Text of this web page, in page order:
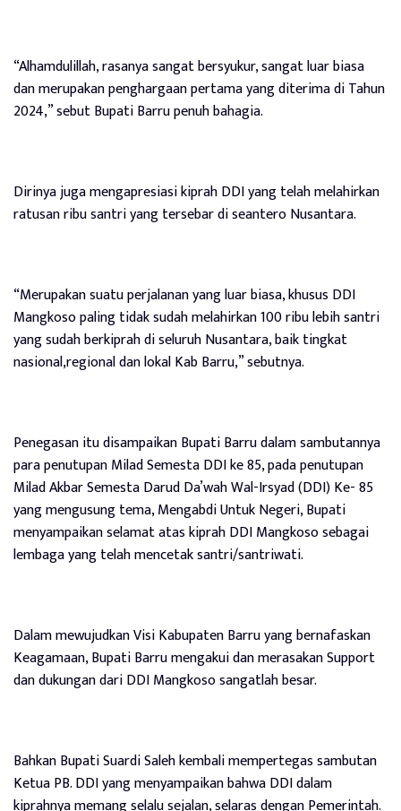
“Alhamdulillah, rasanya sangat bersyukur, sangat luar biasa
dan merupakan penghargaan pertama yang diterima di Tahun
2024,” sebut Bupati Barru penuh bahagia.
Dirinya juga mengapresiasi kiprah DDI yang telah melahirkan
ratusan ribu santri yang tersebar di seantero Nusantara.
“Merupakan suatu perjalanan yang luar biasa, khusus DDI
Mangkoso paling tidak sudah melahirkan 100 ribu lebih santri
yang sudah berkiprah di seluruh Nusantara, baik tingkat
nasional,regional dan lokal Kab Barru,” sebutnya.
Penegasan itu disampaikan Bupati Barru dalam sambutannya
para penutupan Milad Semesta DDI ke 85, pada penutupan
Milad Akbar Semesta Darud Da’wah Wal-Irsyad (DDI) Ke- 85
yang mengusung tema, Mengabdi Untuk Negeri, Bupati
menyampaikan selamat atas kiprah DDI Mangkoso sebagai
lembaga yang telah mencetak santri/santriwati.
Dalam mewujudkan Visi Kabupaten Barru yang bernafaskan
Keagamaan, Bupati Barru mengakui dan merasakan Support
dan dukungan dari DDI Mangkoso sangatlah besar.
Bahkan Bupati Suardi Saleh kembali mempertegas sambutan
Ketua PB. DDI yang menyampaikan bahwa DDI dalam
kiprahnya memang selalu sejalan, selaras dengan Pemerintah.